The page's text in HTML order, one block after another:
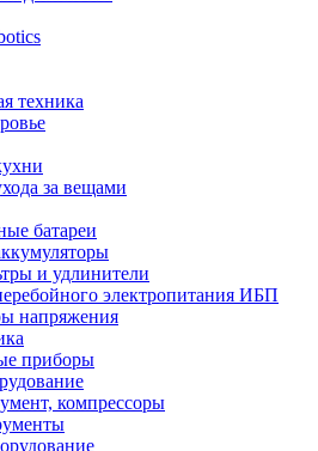
техника
за вещами
батареи
и удлинители
электропитания ИБП
напряжения
приборы
компрессоры